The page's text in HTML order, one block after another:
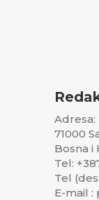
Adresa:
71000
Bosna i
Tel:
Tel
E-mail :